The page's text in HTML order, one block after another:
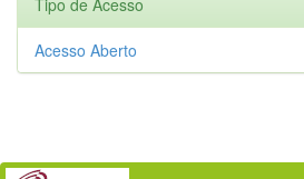
Acesso Aberto